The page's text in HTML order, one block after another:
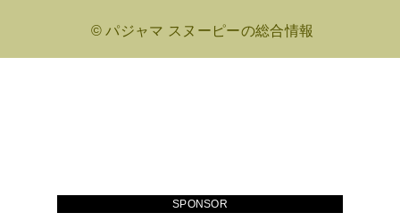
©パジャマ スヌーピーの総合情報
SPONSOR